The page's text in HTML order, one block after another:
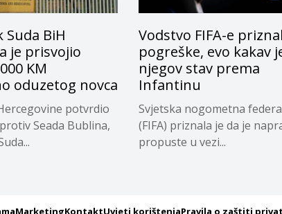
Suda BiH
je prisvojio
KM
oduzetog novca
potvrdio
Seada Bublina,
Vodstvo FIFA-e
pogreške, evo kakav
njegov stav prema
Infantinu
Svjetska nogometna
(FIFA) priznala je da je
propuste u vezi...
MarketingKontaktUvjeti korištenjaPravila o zaštiti